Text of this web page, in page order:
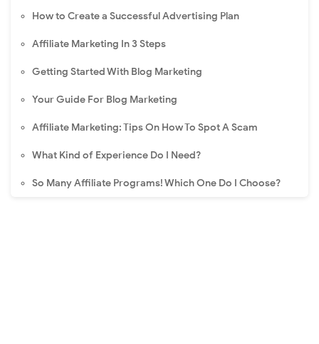
How to Create a Successful Advertising Plan
Affiliate Marketing In 3 Steps
Getting Started With Blog Marketing
Your Guide For Blog Marketing
Affiliate Marketing: Tips On How To Spot A Scam
What Kind of Experience Do I Need?
So Many Affiliate Programs! Which One Do I Choose?